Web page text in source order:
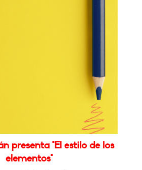
presenta "El estilo de los
elementos"